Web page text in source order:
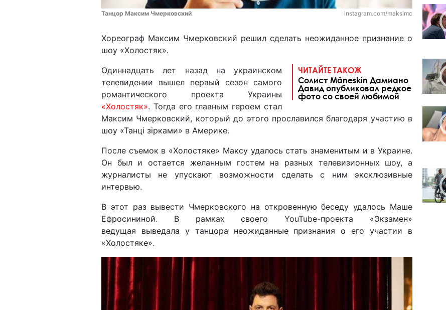
Танцор Максим Чмерковский instagram.com/maksimc
Хореограф Максим Чмерковский решил сделать неожиданное признание о
шоу «Холостяк».
ЧИТАЙТЕ ТАКОЖ
Солист Måneskin Дамиано
Давид опубликовал редкое
фото со своей любимой
Одиннадцать лет назад на украинском
телевидении вышел первый сезон самого
романтического проекта Украины
«Холостяк». Тогда его главным героем стал
Максим Чмерковский, который до этого прославился благодаря участию в
шоу «Танці зірками» в Америке.
После съемок в «Холостяке» Максу удалось стать знаменитым и в Украине.
Он был и остается желанным гостем на разных телевизионных шоу, а
журналисты не упускают возможности сделать с ним эксклюзивные
интервью.
В этот раз вывести Чмерковского на откровенную беседу удалось Маше
Ефросининой. В рамках своего YouTube-проекта «Экзамен»
ведущая выведала у танцора неожиданные признания о его участии в
«Холостяке».